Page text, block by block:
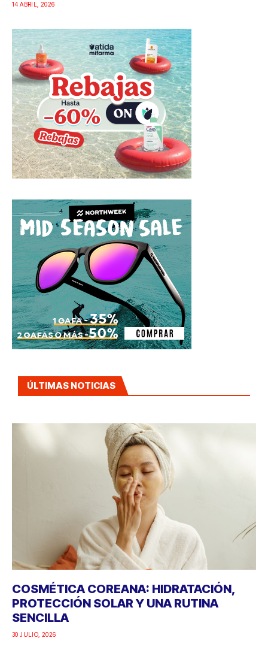
14 ABRIL, 2026
ÚLTIMAS NOTICIAS
COSMÉTICA COREANA: HIDRATACIÓN,
PROTECCIÓN SOLAR Y UNA RUTINA
SENCILLA
30 JULIO, 2026